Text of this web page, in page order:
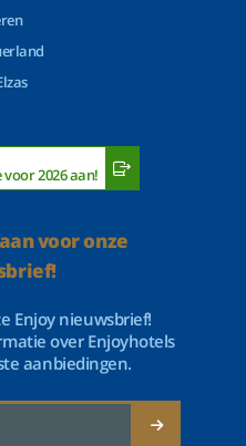
2026 aan!
voor onze
Enjoy nieuwsbrief!
over Enjoyhotels
aanbiedingen.